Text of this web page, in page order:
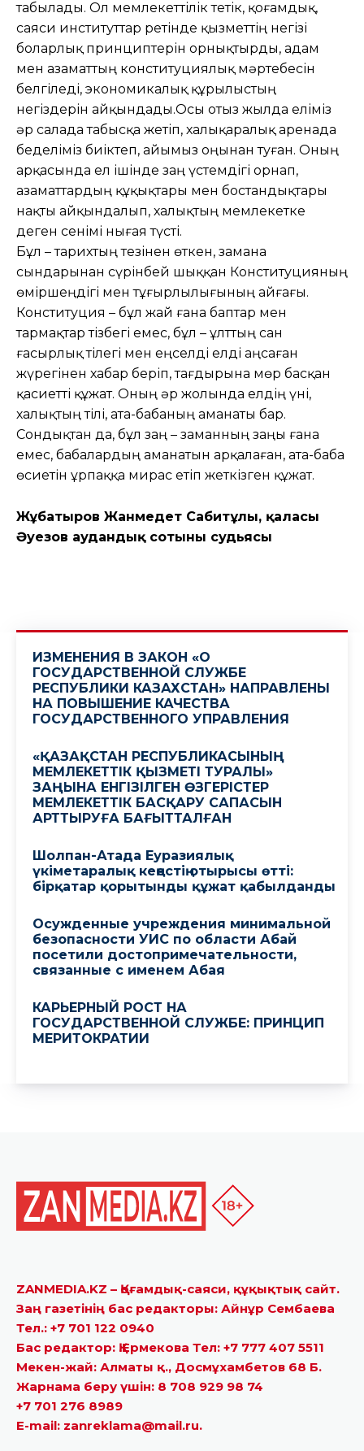
ZANMEDIA.KZ – Қоғамдық-саяси, құқықтық сайт.
Заң газетінің бас редакторы: Айнұр Сембаева
Тел.: +7 701 122 0940
Бас редактор: Қ.Ермекова Тел: +7 777 407 5511
Мекен-жай: Алматы қ., Досмұхамбетов 68 Б.
Жарнама беру үшін: 8 708 929 98 74
+7 701 276 8989
E-mail: zanreklama@mail.ru.